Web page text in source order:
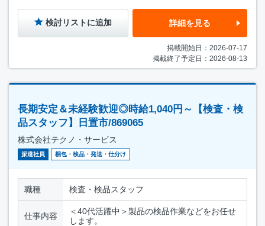
検討リストに追加 詳細を見る
掲載開始日：2026-07-17
掲載終了予定日：2026-08-13
長期安定＆未経験歓迎◎時給1,040円～【検査・検
品スタッフ】日置市/869065
株式会社テクノ・サービス
派遣社員 梱包・検品・発送・仕分け
職種 検査・検品スタッフ
仕事内容
＜40代活躍中＞製品の検品作業などをお任せ
します。